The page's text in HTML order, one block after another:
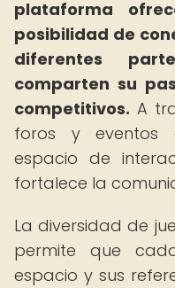
plataforma
posibilidad de
diferentes
comparten su
competitivos. A
foros y eventos
espacio de
fortalece la
La diversidad de
permite que
espacio y sus